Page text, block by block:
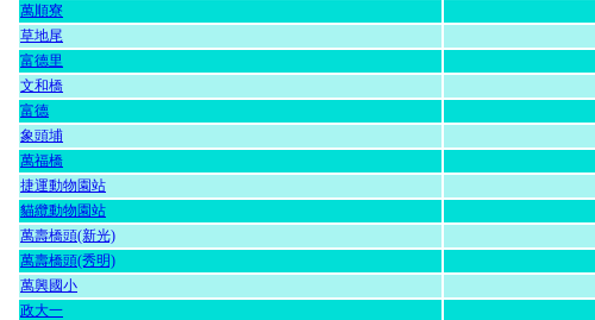
萬順寮
草地尾
富德里
文和橋
富德
象頭埔
萬福橋
捷運動物園站
貓纜動物園站
萬壽橋頭(新光)
萬壽橋頭(秀明)
萬興國小
政大一